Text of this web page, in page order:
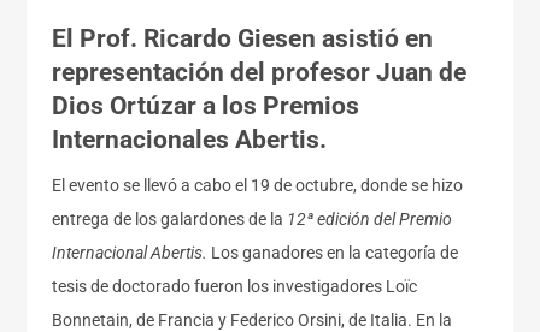
El Prof. Ricardo Giesen asistió en
representación del profesor Juan de
Dios Ortúzar a los Premios
Internacionales Abertis.
El evento se llevó a cabo el 19 de octubre, donde se hizo
entrega de los galardones de la 12ª edición del Premio
Internacional Abertis. Los ganadores en la categoría de
tesis de doctorado fueron los investigadores Loïc
Bonnetain, de Francia y Federico Orsini, de Italia. En la